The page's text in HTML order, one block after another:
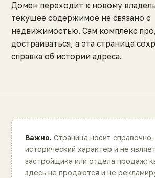
Домен переходит к новому
текущее содержимое не связано с
недвижимостью. Сам комплекс
достраиваться, а эта страница
справка об истории адреса.
Важно. Страница носит справочно-
исторический характер и не
застройщика или отдела продаж:
здесь не продаются и не